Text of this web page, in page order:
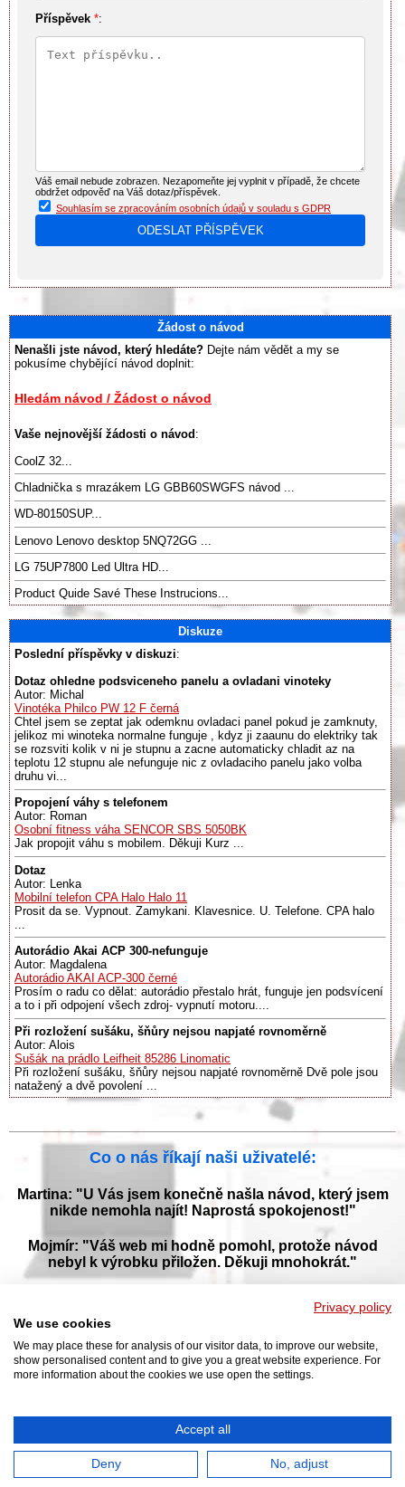
Příspěvek *:
Váš email nebude zobrazen. Nezapomeňte jej vyplnit v případě, že chcete
obdržet odpověď na Váš dotaz/příspěvek.
Souhlasím se zpracováním osobních údajů v souladu s GDPR
Žádost o návod
Nenašli jste návod, který hledáte? Dejte nám vědět a my se
pokusíme chybějící návod doplnit:
Hledám návod / Žádost o návod
Vaše nejnovější žádosti o návod :
CoolZ 32...
Chladnička s mrazákem LG GBB60SWGFS návod ...
WD-80150SUP...
Lenovo Lenovo desktop 5NQ72GG ...
LG 75UP7800 Led Ultra HD...
Product Quide Savé These Instrucions...
Diskuze
Poslední příspěvky v diskuzi:
Dotaz ohledne podsviceneho panelu a ovladani vinoteky
Autor: Michal
Vinotéka Philco PW 12 F černá
Chtel jsem se zeptat jak odemknu ovladaci panel pokud je zamknuty,
jelikoz mi winoteka normalne funguje , kdyz ji zaaunu do elektriky tak
se rozsviti kolik v ni je stupnu a zacne automaticky chladit az na
teplotu 12 stupnu ale nefunguje nic z ovladaciho panelu jako volba
druhu vi...
Propojení váhy s telefonem
Autor: Roman
Osobní fitness váha SENCOR SBS 5050BK
Jak propojit váhu s mobilem. Děkuji Kurz ...
Dotaz
Autor: Lenka
Mobilní telefon CPA Halo Halo 11
Prosit da se. Vypnout. Zamykani. Klavesnice. U. Telefone. CPA halo
Autorádio Akai ACP 300-nefunguje
Autor: Magdalena
Autorádio AKAI ACP-300 černé
Prosím o radu co dělat: autorádio přestalo hrát, funguje jen podsvícení
a to i při odpojení všech zdroj- vypnutí motoru....
Při rozložení sušáku, šňůry nejsou napjaté rovnoměrně
Autor: Alois
Sušák na prádlo Leifheit 85286 Linomatic
Při rozložení sušáku, šňůry nejsou napjaté rovnoměrně Dvě pole jsou
natažený a dvě povolení ...
Co o nás říkají naši uživatelé:
Martina: "U Vás jsem konečně našla návod, který jsem
nikde nemohla najít! Naprostá spokojenost!"
Mojmír: "Váš web mi hodně pomohl, protože návod
nebyl k výrobku přiložen. Děkuji mnohokrát."
Prohlížejte návody k obsluze v češtine v naší online knihovně, manuály a
Požádejte nás!
Jak přeložit PDF do češtiny
DMCA © 2026
Privacy policy
We use cookies
We may place these for analysis of our visitor data, to improve our website,
show personalised content and to give you a great website experience. For
more information about the cookies we use open the settings.
Accept all
Deny No, adjust